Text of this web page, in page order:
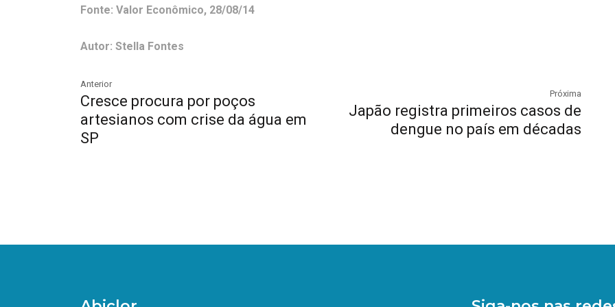
Fonte: Valor Econômico, 28/08/14
Autor: Stella Fontes
Anterior
Cresce procura por poços
artesianos com crise da água em
SP
Próxima
Japão registra primeiros casos de
dengue no país em décadas